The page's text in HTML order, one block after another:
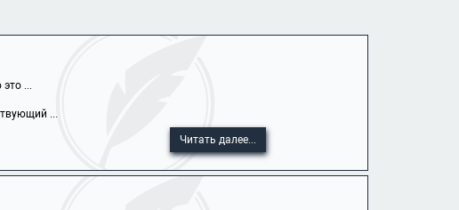
...
...
Читать далее...